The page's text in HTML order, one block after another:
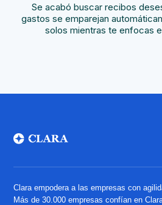
Se acabó buscar recibos
gastos se emparejan
solos mientras te enfocas
Clara empodera a las empresas con
Más de 30.000 empresas confían en